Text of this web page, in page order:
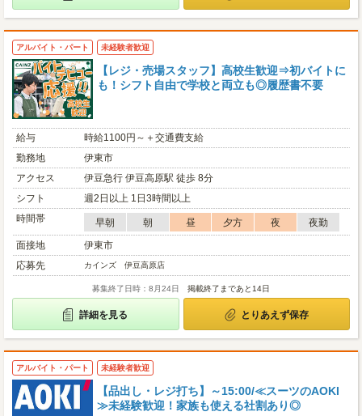
アルバイト・パート 未経験者歓迎
【レジ・売場スタッフ】高校生歓迎⇒初バイトに
も！シフト自由で学校と両立も◎履歴書不要
給与
時給1100円～＋交通費支給
勤務地
伊東市
アクセス
伊豆急行 伊豆高原駅 徒歩 8分
シフト
週2日以上 1日3時間以上
時間帯
早朝 朝 昼 夕方 夜
夜勤
面接地
伊東市
応募先
カインズ 伊豆高原店
募集終了日時：8月24日 掲載終了まであと14日
詳細を見る とりあえず保存
アルバイト・パート 未経験者歓迎
【品出し・レジ打ち】～15:00/≪スーツのAOKI
≫未経験歓迎！家族も使える社割あり◎